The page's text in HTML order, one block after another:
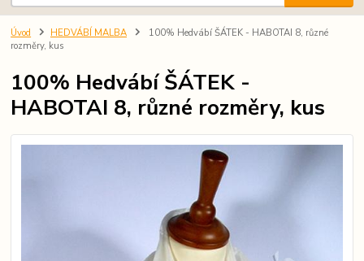
Úvod HEDVÁBÍ MALBA
100% Hedvábí ŠÁTEK - HABOTAI 8, různé
rozměry, kus
100% Hedvábí ŠÁTEK -
HABOTAI 8, různé rozměry, kus